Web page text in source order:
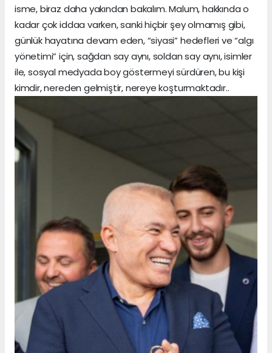
isme, biraz daha yakından bakalım. Malum, hakkında o
kadar çok iddaa varken, sanki hiçbir şey olmamış gibi,
günlük hayatına devam eden, “siyasi” hedefleri ve “algı
yönetimi” için, sağdan say aynı, soldan say aynı, isimler
ile, sosyal medyada boy göstermeyi sürdüren, bu kişi
kimdir, nereden gelmiştir, nereye koşturmaktadır..